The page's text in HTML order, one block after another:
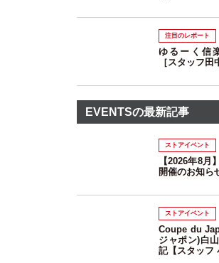
注目のレポート
ゆるーく信
［スタッフ田
EVENTSの最新記事
ストアイベント
【2026年8月
開催のお知ら
ストアイベント
Coupe du
ジャポン)白
記【スタッフ